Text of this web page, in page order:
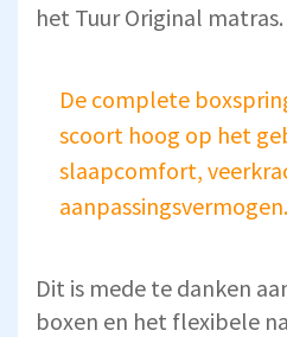
het Tuur Original matras.
De complete
scoort hoog op het
slaapcomfort,
Dit is mede te danken
boxen en het flexibele